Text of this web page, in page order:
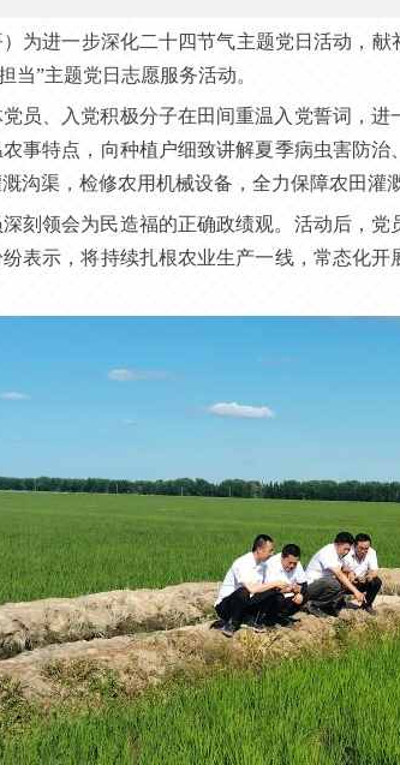
为进一步深化二十四节气主题党日活动，献
当”主题党日志愿服务活动。
员、入党积极分子在田间重温入党誓词，
事特点，向种植户细致讲解夏季病虫害防
沟渠，检修农用机械设备，全力保障农田灌
刻领会为民造福的正确政绩观。活动后，
表示，将持续扎根农业生产一线，常态化